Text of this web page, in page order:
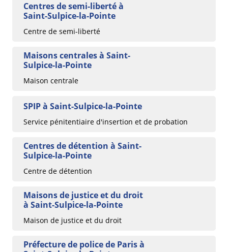
Centres de semi-liberté à
Saint-Sulpice-la-Pointe
Centre de semi-liberté
Maisons centrales à Saint-
Sulpice-la-Pointe
Maison centrale
SPIP à Saint-Sulpice-la-Pointe
Service pénitentiaire d'insertion et de probation
Centres de détention à Saint-
Sulpice-la-Pointe
Centre de détention
Maisons de justice et du droit
à Saint-Sulpice-la-Pointe
Maison de justice et du droit
Préfecture de police de Paris à